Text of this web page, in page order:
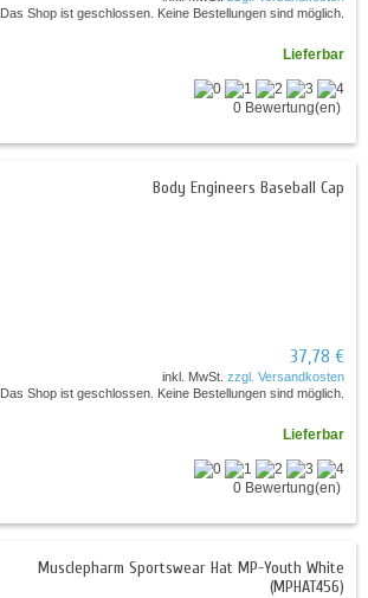
Das Shop ist geschlossen. Keine Bestellungen sind möglich.
Lieferbar
0 Bewertung(en)
Body Engineers Baseball Cap
37,78 €
inkl. MwSt. zzgl. Versandkosten
Das Shop ist geschlossen. Keine Bestellungen sind möglich.
Lieferbar
0 Bewertung(en)
Musclepharm Sportswear Hat MP-Youth White
(MPHAT456)